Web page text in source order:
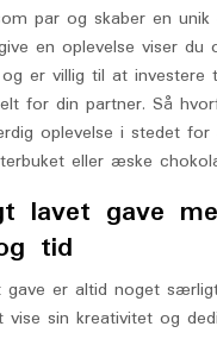
par og skaber en
en oplevelse viser du
er villig til at investere
for din partner. Så
oplevelse i stedet for
eller æske
lavet gave
tid
gave er altid noget
vise sin kreativitet og